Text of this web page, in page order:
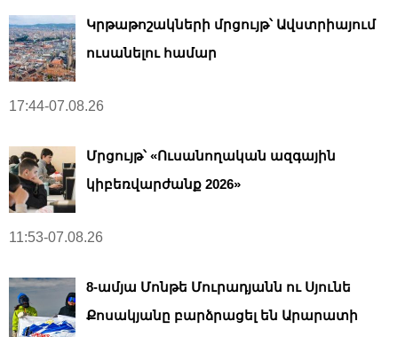
Կրթաթոշակների մրցույթ՝ Ավստրիայում
ուսանելու համար
17:44-07.08.26
Մրցույթ՝ «Ուսանողական ազգային
կիբեռվարժանք 2026»
11:53-07.08.26
8-ամյա Մոնթե Մուրադյանն ու Սյունե
Քոսակյանը բարձրացել են Արարատի